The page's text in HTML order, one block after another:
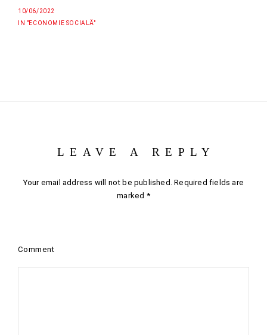
10/06/2022
IN "ECONOMIE SOCIALĂ"
LEAVE A REPLY
Your email address will not be published. Required fields are
marked *
Comment